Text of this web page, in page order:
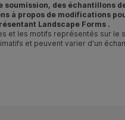
soumission, des échantillons
à propos de modifications
Landscape Forms .
et les motifs représentés sur le
et peuvent varier d'un